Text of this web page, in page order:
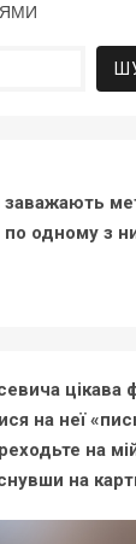
по одному з
на неї
на
на